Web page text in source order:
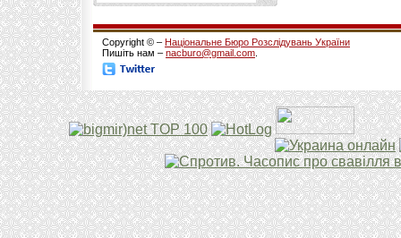
Copyright © – Національне Бюро Розслідувань України
Пишіть нам – nacburo@gmail.com